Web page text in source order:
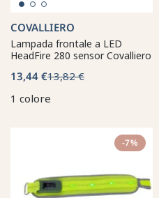
COVALLIERO
Lampada frontale a LED
HeadFire 280 sensor Covalliero
13,44 €13,82 €
1 colore
-7%